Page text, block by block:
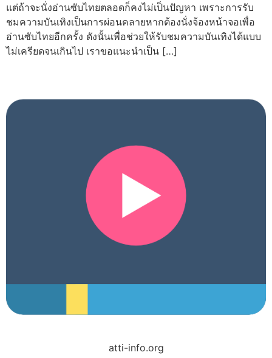
แต่ถ้าจะนั่งอ่านซับไทยตลอดก็คงไม่เป็นปัญหา เพราะการรับ
ชมความบันเทิงเป็นการผ่อนคลายหากต้องนั่งจ้องหน้าจอเพื่อ
อ่านซับไทยอีกครั้ง ดังนั้นเพื่อช่วยให้รับชมความบันเทิงได้แบบ
ไม่เครียดจนเกินไป เราขอแนะนำเป็น […]
atti-info.org